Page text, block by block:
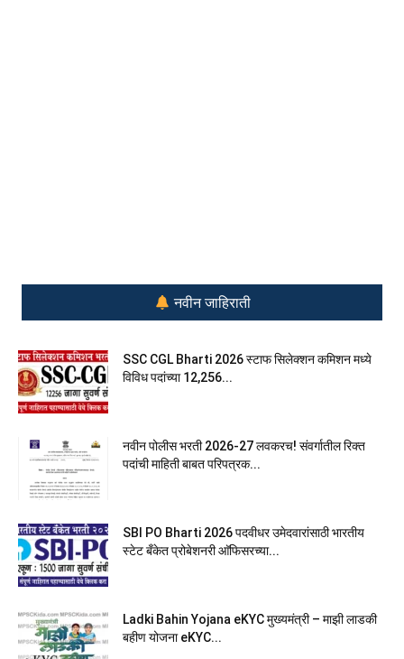
नवीन जाहिराती
SSC CGL Bharti 2026 स्टाफ सिलेक्शन कमिशन मध्ये
विविध पदांच्या 12,256...
नवीन पोलीस भरती 2026-27 लवकरच! संवर्गातील रिक्त
पदांची माहिती बाबत परिपत्रक...
SBI PO Bharti 2026 पदवीधर उमेदवारांसाठी भारतीय
स्टेट बँकेत प्रोबेशनरी आ‍ॅफिसरच्या...
Ladki Bahin Yojana eKYC मुख्यमंत्री – माझी लाडकी
बहीण योजना eKYC...